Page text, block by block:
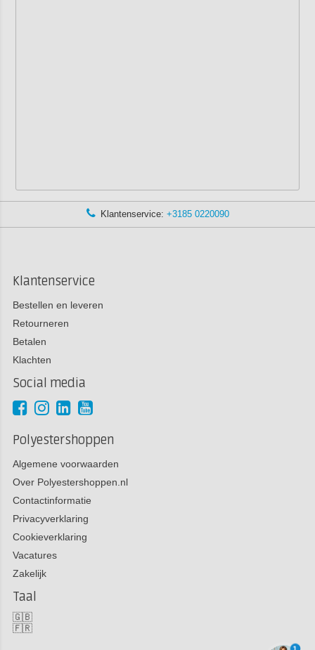
Klantenservice: +3185 0220090
Klantenservice
Bestellen en leveren
Retourneren
Betalen
Klachten
Social media
Polyestershoppen
Algemene voorwaarden
Over Polyestershoppen.nl
Contactinformatie
Privacyverklaring
Cookieverklaring
Vacatures
Zakelijk
Taal
🇬🇧
🇫🇷